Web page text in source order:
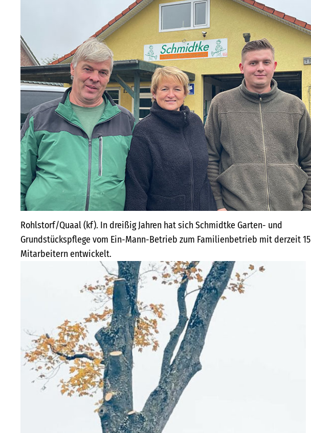
Rohlstorf/Quaal (kf). In dreißig Jahren hat sich Schmidtke Garten- und
Grundstückspflege vom Ein-Mann-Betrieb zum Familienbetrieb mit derzeit 15
Mitarbeitern entwickelt.